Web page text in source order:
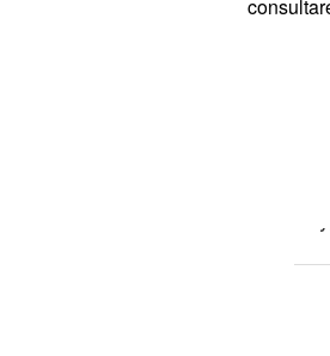
ieri,